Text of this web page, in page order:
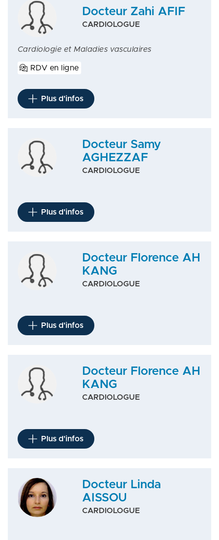
Docteur Zahi AFIF
CARDIOLOGUE
Cardiologie et Maladies vasculaires
RDV en ligne
Plus d'infos
Docteur Samy
AGHEZZAF
CARDIOLOGUE
Plus d'infos
Docteur Florence AH
KANG
CARDIOLOGUE
Plus d'infos
Docteur Florence AH
KANG
CARDIOLOGUE
Plus d'infos
Docteur Linda
AISSOU
CARDIOLOGUE